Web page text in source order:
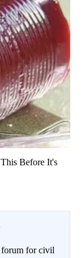
Before It's
for civil